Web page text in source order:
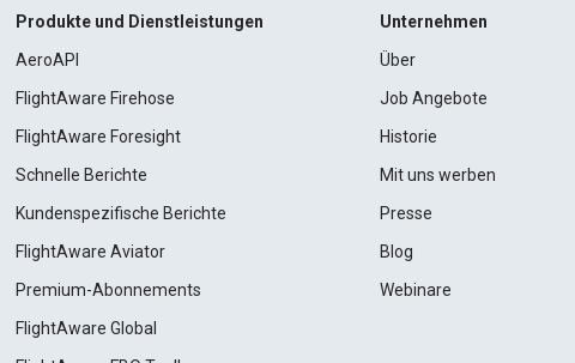
Produkte und Dienstleistungen
AeroAPI
FlightAware Firehose
FlightAware Foresight
Schnelle Berichte
Kundenspezifische Berichte
FlightAware Aviator
Premium-Abonnements
FlightAware Global
Unternehmen
Über
Job Angebote
Historie
Mit uns werben
Presse
Blog
Webinare